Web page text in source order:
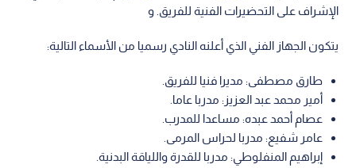
الإشراف على التحضيرات الفنية للفريق. و
يتكون الجهاز الفني الذي أعلنه النادي رسميا من الأسماء التالية:
طارق مصطفى: مديرا فنيا للفريق.
أمير محمد عبد العزيز: مدربا عاما.
عصام أحمد عبده: مساعدا للمدرب.
عامر شفيع: مدربا لحراس المرمى.
إبراهيم المنفلوطي: مدربا للقدرة واللياقة البدنية.